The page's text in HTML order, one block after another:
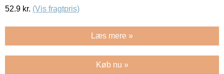
52.9 kr. (Vis fragtpris)
Læs mere »
Køb nu »